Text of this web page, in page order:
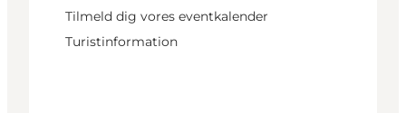
Tilmeld dig vores eventkalender
Turistinformation